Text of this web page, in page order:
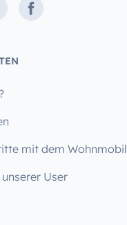
Facebook
mit dem Wohnmobil
User